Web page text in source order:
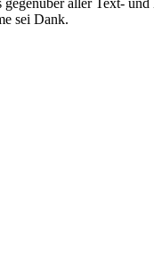
aller Text-
sei Dank.